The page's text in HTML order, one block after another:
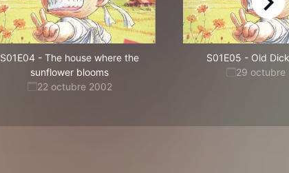
S01E04 - The house where the
sunflower blooms
22 octubre 2002
S01E05 - Old
29 octubre
right